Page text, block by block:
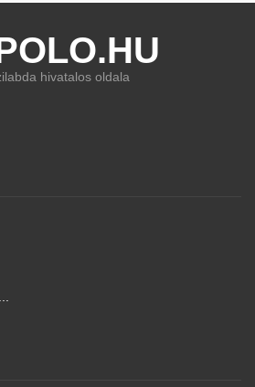
hivatalos oldala